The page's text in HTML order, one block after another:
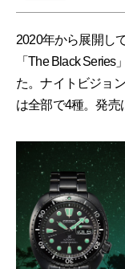
2020年から展開し
「The Black
た。ナイトビジョ
は全部で4種。発売